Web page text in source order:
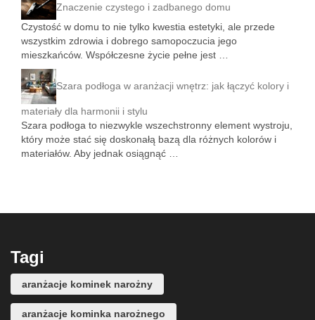
Znaczenie czystego i zadbanego domu
Czystość w domu to nie tylko kwestia estetyki, ale przede
wszystkim zdrowia i dobrego samopoczucia jego
mieszkańców. Współczesne życie pełne jest …
Szara podłoga w aranżacji wnętrz: jak łączyć kolory i
materiały dla harmonii i stylu
Szara podłoga to niezwykle wszechstronny element wystroju,
który może stać się doskonałą bazą dla różnych kolorów i
materiałów. Aby jednak osiągnąć …
Tagi
aranżacje kominek narożny
aranżacje kominka narożnego